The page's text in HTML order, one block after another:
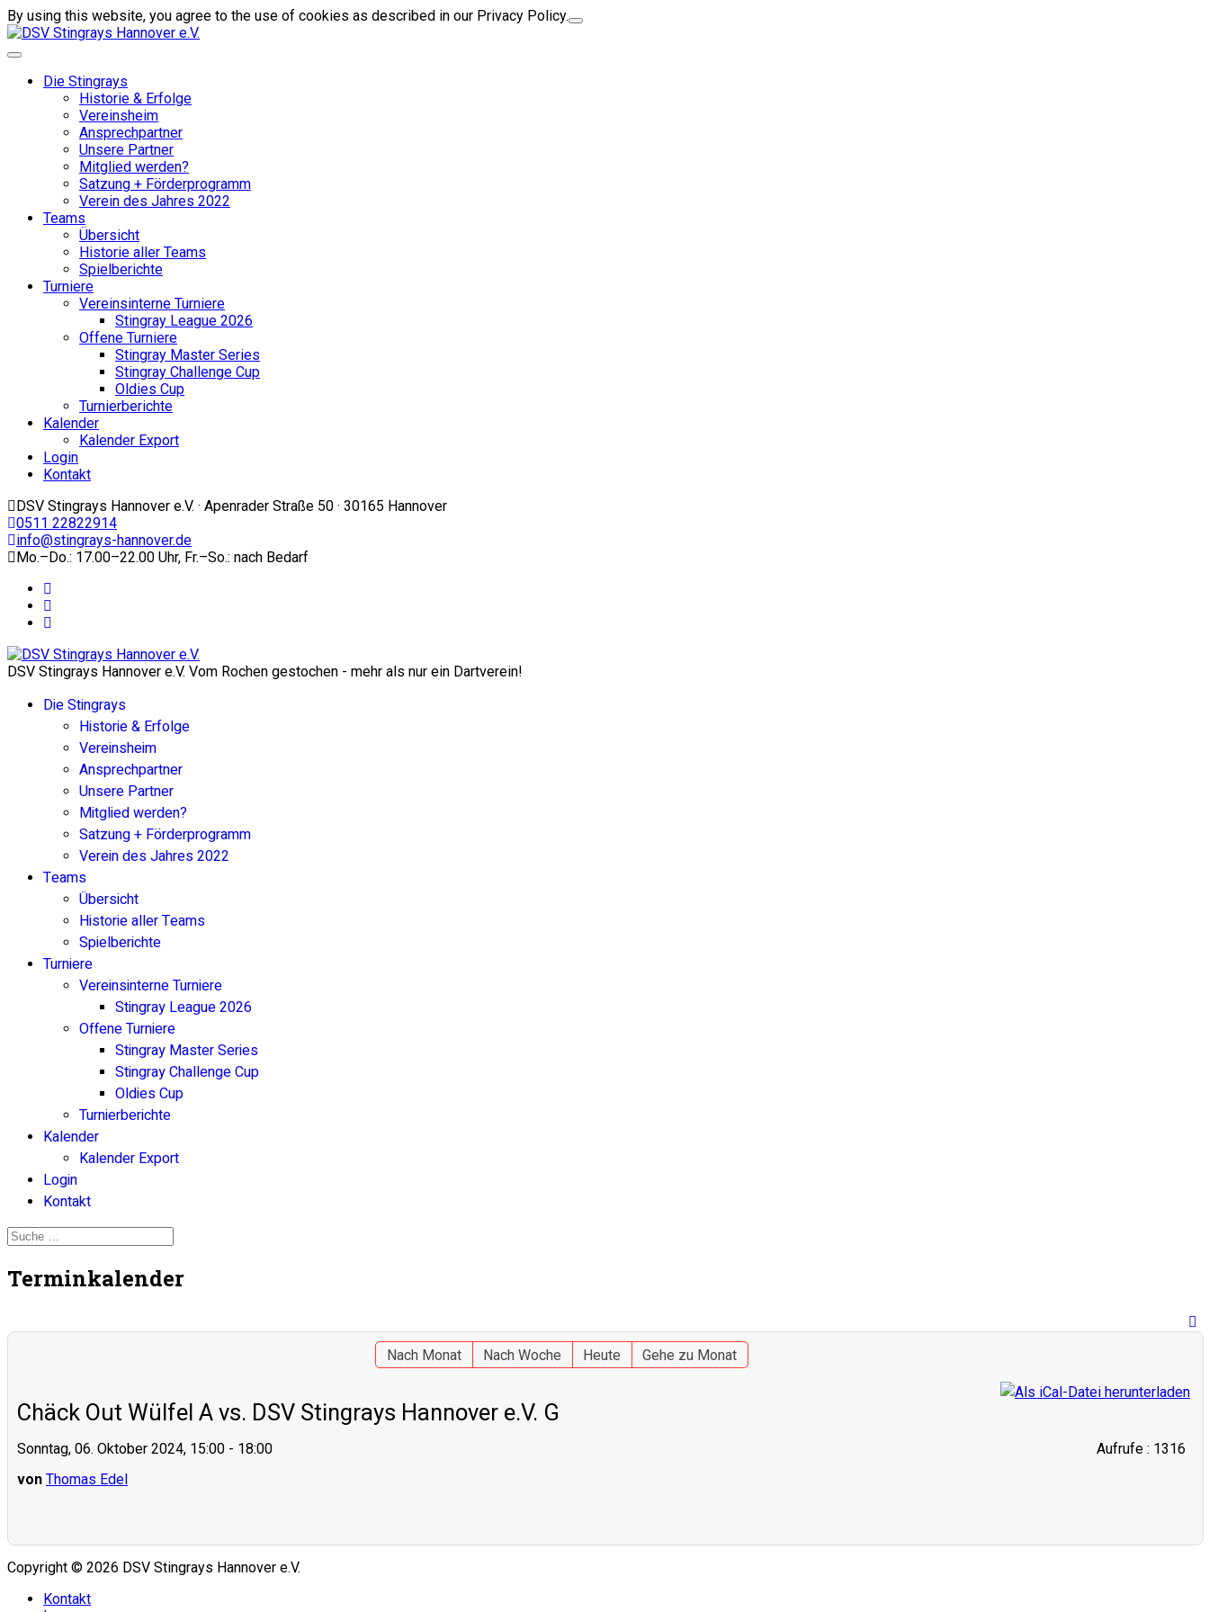
By using this website, you agree to the use of cookies as described in our Privacy Policy.
Die Stingrays
Historie & Erfolge
Vereinsheim
Ansprechpartner
Unsere Partner
Mitglied werden?
Satzung + Förderprogramm
Verein des Jahres 2022
Teams
Übersicht
Historie aller Teams
Spielberichte
Turniere
Vereinsinterne Turniere
Stingray League 2026
Offene Turniere
Stingray Master Series
Stingray Challenge Cup
Oldies Cup
Turnierberichte
Kalender
Kalender Export
Login
Kontakt
DSV Stingrays Hannover e.V. · Apenrader Straße 50 · 30165 Hannover
0511 22822914
info@stingrays-hannover.de
Mo.–Do.: 17.00–22.00 Uhr, Fr.–So.: nach Bedarf
DSV Stingrays Hannover e.V. Vom Rochen gestochen - mehr als nur ein Dartverein!
Die Stingrays
Historie & Erfolge
Vereinsheim
Ansprechpartner
Unsere Partner
Mitglied werden?
Satzung + Förderprogramm
Verein des Jahres 2022
Teams
Übersicht
Historie aller Teams
Spielberichte
Turniere
Vereinsinterne Turniere
Stingray League 2026
Offene Turniere
Stingray Master Series
Stingray Challenge Cup
Oldies Cup
Turnierberichte
Kalender
Kalender Export
Login
Kontakt
Terminkalender
Nach Monat Nach Woche Heute Gehe zu Monat
Chäck Out Wülfel A vs. DSV Stingrays Hannover e.V. G
Sonntag, 06. Oktober 2024, 15:00 - 18:00 Aufrufe: 1316
von Thomas Edel
Copyright © 2026 DSV Stingrays Hannover e.V.
Kontakt